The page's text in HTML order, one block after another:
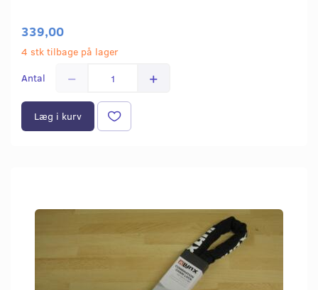
339,00
4 stk tilbage på lager
Antal
Læg i kurv